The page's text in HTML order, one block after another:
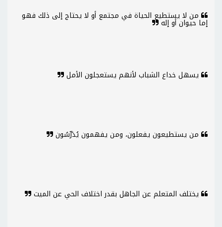
من لا يستطيع الحياة في مجتمع أو لا يحتاج إلى ذلك فهو
إما حيوان أو إله
يسهل خداع الشباب لأنهم يستعجلون الأمل
من يستطيعون يفعلون، ومن يفهمون يُدَرِّسُون
يختلف المتعلم عن الجاهل بقدر اختلاف الحي عن الميت